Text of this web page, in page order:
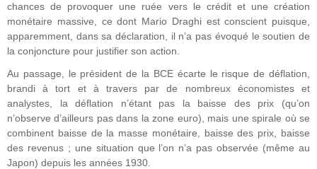
chances de provoquer une ruée vers le crédit et une création
monétaire massive, ce dont Mario Draghi est conscient puisque,
apparemment, dans sa déclaration, il n’a pas évoqué le soutien de
la conjoncture pour justifier son action.
Au passage, le président de la BCE écarte le risque de déflation,
brandi à tort et à travers par de nombreux économistes et
analystes, la déflation n’étant pas la baisse des prix (qu’on
n’observe d’ailleurs pas dans la zone euro), mais une spirale où se
combinent baisse de la masse monétaire, baisse des prix, baisse
des revenus ; une situation que l’on n’a pas observée (même au
Japon) depuis les années 1930.